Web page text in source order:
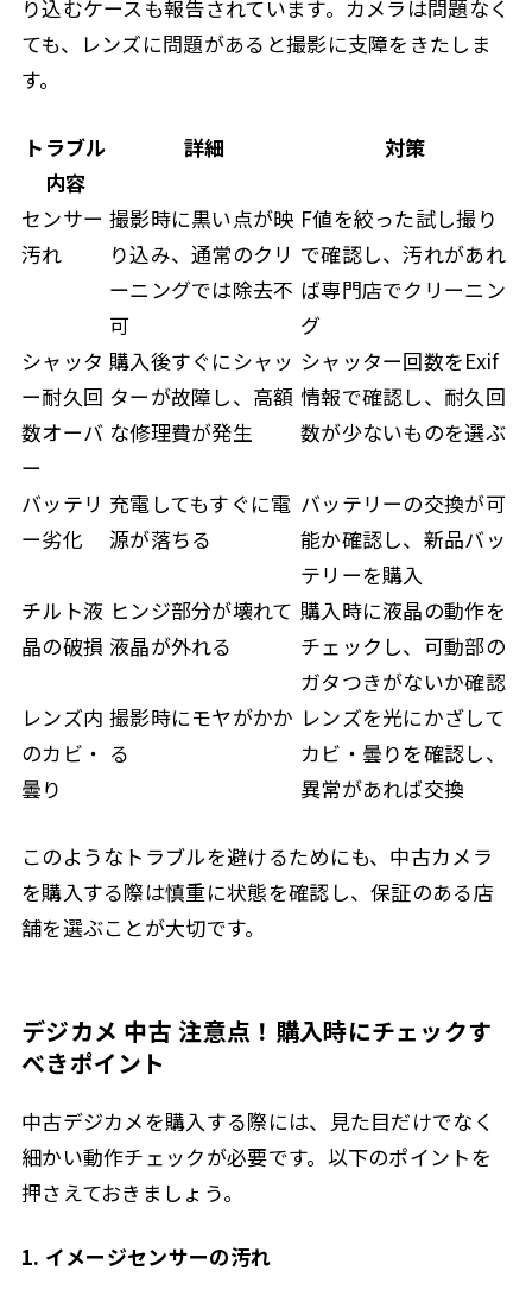
り込むケースも報告されています。カメラは問題なく
ても、レンズに問題があると撮影に支障をきたしま
す。
トラブル
内容
詳細 対策
センサー
汚れ
撮影時に黒い点が映
り込み、通常のクリ
ーニングでは除去不
可
F値を絞った試し撮り
で確認し、汚れがあれ
ば専門店でクリーニン
グ
シャッタ
ー耐久回
数オーバ
ー
購入後すぐにシャッ
ターが故障し、高額
な修理費が発生
シャッター回数をExif
情報で確認し、耐久回
数が少ないものを選ぶ
バッテリ
ー劣化
充電してもすぐに電
源が落ちる
バッテリーの交換が可
能か確認し、新品バッ
テリーを購入
チルト液
晶の破損
ヒンジ部分が壊れて
液晶が外れる
購入時に液晶の動作を
チェックし、可動部の
ガタつきがないか確認
レンズ内
のカビ・
曇り
撮影時にモヤがかか
る
レンズを光にかざして
カビ・曇りを確認し、
異常があれば交換
このようなトラブルを避けるためにも、中古カメラ
を購入する際は慎重に状態を確認し、保証のある店
舗を選ぶことが大切です。
デジカメ 中古 注意点！購入時にチェックす
べきポイント
中古デジカメを購入する際には、見た目だけでなく
細かい動作チェックが必要です。以下のポイントを
押さえておきましょう。
1. イメージセンサーの汚れ